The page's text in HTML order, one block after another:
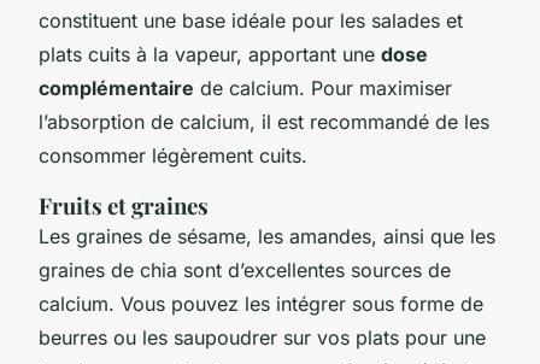
constituent une base idéale pour les salades et
plats cuits à la vapeur, apportant une dose
complémentaire de calcium. Pour maximiser
l’absorption de calcium, il est recommandé de les
consommer légèrement cuits.
Fruits et graines
Les graines de sésame, les amandes, ainsi que les
graines de chia sont d’excellentes sources de
calcium. Vous pouvez les intégrer sous forme de
beurres ou les saupoudrer sur vos plats pour une